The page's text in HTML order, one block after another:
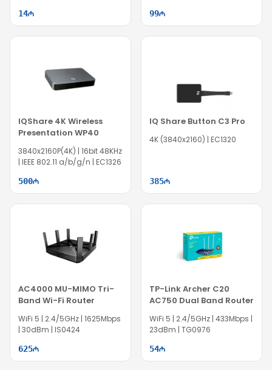
14 99
IQShare 4K Wireless
Presentation WP40
3840x2160P(4K) | 16bit 48KHz
| IEEE 802.11 a/b/g/n | EC1326
500
IQ Share Button C3 Pro
4K (3840x2160) | EC1320
385
AC4000 MU-MIMO Tri-
Band Wi-Fi Router
WiFi 5 | 2.4/5GHz | 1625Mbps
| 30dBm | IS0424
625
TP-Link Archer C20
AC750 Dual Band Router
WiFi 5 | 2.4/5GHz | 433Mbps |
23dBm | TG0976
54